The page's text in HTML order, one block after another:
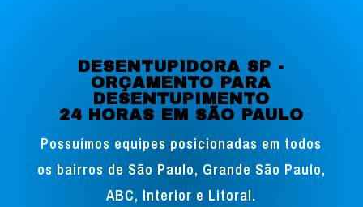
DESENTUPIDORA SP -
ORÇAMENTO PARA
DESENTUPIMENTO
24 HORAS EM SÃO PAULO
Possuímos equipes posicionadas em todos
os bairros de São Paulo, Grande São Paulo,
ABC, Interior e Litoral.